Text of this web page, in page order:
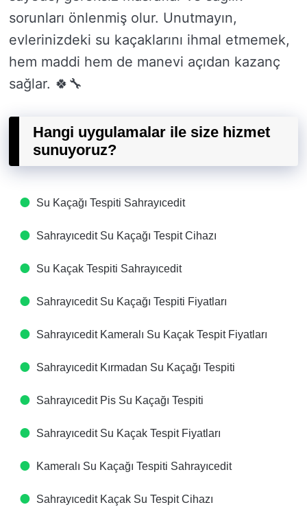
sorunları önlenmiş olur. Unutmayın,
evlerinizdeki su kaçaklarını ihmal etmemek,
hem maddi hem de manevi açıdan kazanç
sağlar. 🍀🔧
Hangi uygulamalar ile size hizmet
sunuyoruz?
Su Kaçağı Tespiti​ Sahrayıcedit
Sahrayıcedit Su Kaçağı Tespit Cihazı​
Su Kaçak Tespiti​ Sahrayıcedit
Sahrayıcedit Su Kaçağı Tespiti Fiyatları​
Sahrayıcedit Kameralı Su Kaçak Tespit Fiyatları​
Sahrayıcedit Kırmadan Su Kaçağı Tespiti​
Sahrayıcedit Pis Su Kaçağı Tespiti​
Sahrayıcedit Su Kaçak Tespit Fiyatları​
Kameralı Su Kaçağı Tespiti​ Sahrayıcedit
Sahrayıcedit Kaçak Su Tespit Cihazı​